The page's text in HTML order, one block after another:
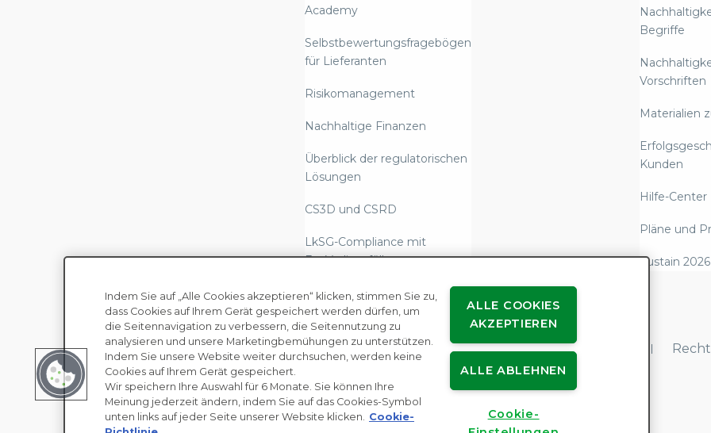
Academy
Selbstbewertungsfragebögen
für Lieferanten
Risikomanagement
Nachhaltige Finanzen
Überblick der regulatorischen
Lösungen
CS3D und CSRD
LkSG-Compliance mit
EcoVadis erfüllen
Berichterstattung über
Scope-3-Emissionen und
regulatorische Compliance
Gesetze gegen moderne
Sklaverei
Menschenrechts-Due
Begriffe
Vorschriften
Materialien
Kunden
Hilfe-Center
Pläne und
Sustain 2026
Urheberrecht © EcoVadis Benutzervereinbarungen Datenschutz
Indem Sie auf „Alle Cookies akzeptieren“ klicken, stimmen Sie zu,
dass Cookies auf Ihrem Gerät gespeichert werden dürfen, um
die Seitennavigation zu verbessern, die Seitennutzung zu
analysieren und unsere Marketingbemühungen zu unterstützen.
Indem Sie unsere Website weiter durchsuchen, werden keine
Cookies auf Ihrem Gerät gespeichert.
Wir speichern Ihre Auswahl für 6 Monate. Sie können Ihre
Meinung jederzeit ändern, indem Sie auf das Cookies-Symbol
unten links auf jeder Seite unserer Website klicken. Cookie-
ALLE COOKIES
AKZEPTIEREN
ALLE ABLEHNEN
Cookie-